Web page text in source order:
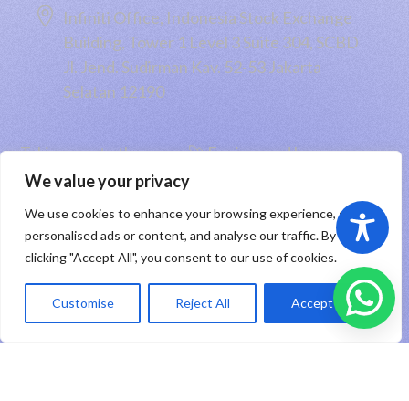
We value your privacy
We use cookies to enhance your browsing experience, serve
personalised ads or content, and analyse our traffic. By
clicking "Accept All", you consent to our use of cookies.
Customise Reject All Accept All
 Infiniti Office, Indonesia Stock Exchange
Building, Tower 1 Level 3 Suite 304, SCBD
Jl. Jend. Sudirman Kav. 52-53 Jakarta
Selatan 12190
Taking you to the moon 🚀 Engineered by
PT RHP Cipta Digital2026
Sitemap|Privacy Policy |Registered Trademark